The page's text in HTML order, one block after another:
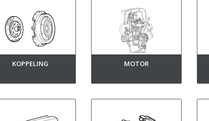
KOPPELING MOTOR